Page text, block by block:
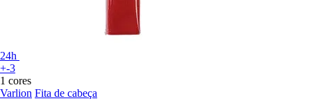
24h
+-3
1 cores
Varlion Fita de cabeça